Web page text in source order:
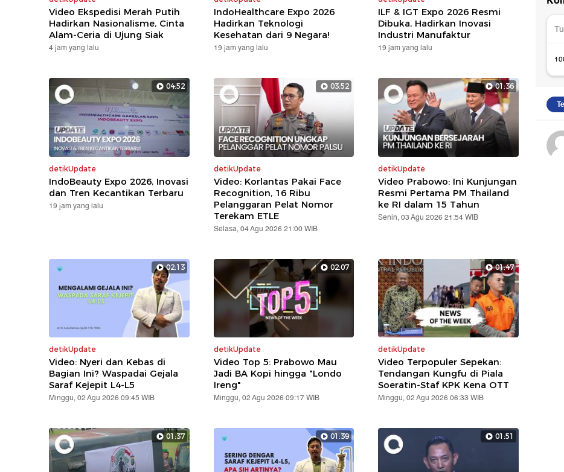
Video Ekspedisi Merah Putih
Hadirkan Nasionalisme, Cinta
Alam-Ceria di Ujung Siak
4 jam yang lalu
IndoHealthcare Expo 2026
Hadirkan Teknologi
Kesehatan dari 9 Negara!
19 jam yang lalu
ILF & IGT Expo 2026 Resmi
Dibuka, Hadirkan Inovasi
Industri Manufaktur
19 jam yang lalu
04:52
detikUpdate
IndoBeauty Expo 2026, Inovasi
dan Tren Kecantikan Terbaru
19 jam yang lalu
03:52
detikUpdate
Video: Korlantas Pakai Face
Recognition, 16 Ribu
Pelanggaran Pelat Nomor
Terekam ETLE
Selasa, 04 Agu 2026 21:00 WIB
01:36
detikUpdate
Video Prabowo: Ini Kunjungan
Resmi Pertama PM Thailand
ke RI dalam 15 Tahun
Senin, 03 Agu 2026 21:54 WIB
02:13
detikUpdate
Video: Nyeri dan Kebas di
Bagian Ini? Waspadai Gejala
Saraf Kejepit L4-L5
Minggu, 02 Agu 2026 09:45 WIB
02:07
detikUpdate
Video Top 5: Prabowo Mau
Jadi BA Kopi hingga "Londo
Ireng"
Minggu, 02 Agu 2026 09:17 WIB
01:47
detikUpdate
Video Terpopuler Sepekan:
Tendangan Kungfu di Piala
Soeratin-Staf KPK Kena OTT
Minggu, 02 Agu 2026 06:33 WIB
01:37 01:39 01:51